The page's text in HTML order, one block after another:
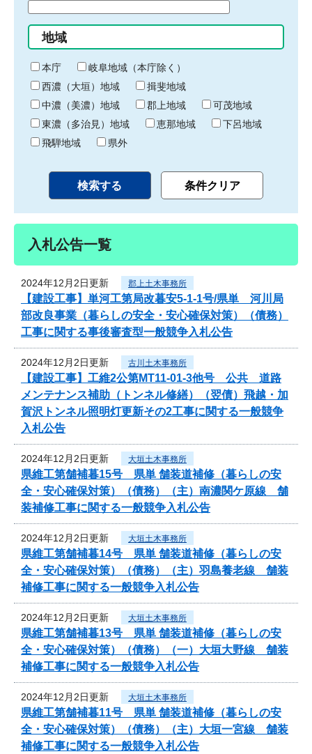
始
り
間
終
わ
り
地域
本庁
岐阜地域（本庁除く）
西濃（大垣）地域
揖斐地域
中濃（美濃）地域
郡上地域
可茂地域
東濃（多治見）地域
恵那地域
下呂地域
飛騨地域
県外
入札公告一覧
2024年12月2日更新 郡上土木事務所
【建設工事】単河工第局改暮安5-1-1号/県単 河川局
部改良事業（暮らしの安全・安心確保対策）（債務）
工事に関する事後審査型一般競争入札公告
2024年12月2日更新 古川土木事務所
【建設工事】工維2公第MT11-01-3他号 公共 道路
メンテナンス補助（トンネル修繕）（翌債）飛越・加
賀沢トンネル照明灯更新その2工事に関する一般競争
入札公告
2024年12月2日更新 大垣土木事務所
県維工第舗補暮15号 県単 舗装道補修（暮らしの安
全・安心確保対策）（債務）（主）南濃関ケ原線 舗
装補修工事に関する一般競争入札公告
2024年12月2日更新 大垣土木事務所
県維工第舗補暮14号 県単 舗装道補修（暮らしの安
全・安心確保対策）（債務）（主）羽島養老線 舗装
補修工事に関する一般競争入札公告
2024年12月2日更新 大垣土木事務所
県維工第舗補暮13号 県単 舗装道補修（暮らしの安
全・安心確保対策）（債務）（一）大垣大野線 舗装
補修工事に関する一般競争入札公告
2024年12月2日更新 大垣土木事務所
県維工第舗補暮11号 県単 舗装道補修（暮らしの安
全・安心確保対策）（債務）（主）大垣一宮線 舗装
補修工事に関する一般競争入札公告